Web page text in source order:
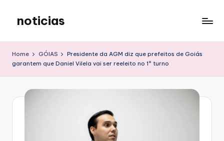
content
noticias
Home GÓIAS
Presidente da AGM diz que prefeitos de Goiás
garantem que Daniel Vilela vai ser reeleito no 1º turno